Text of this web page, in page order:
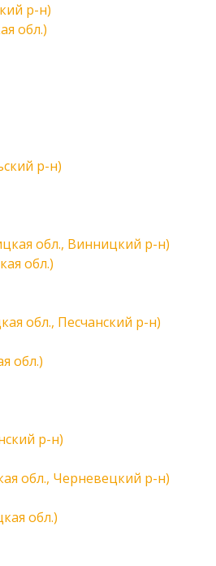
р-н)
обл.)
р-н)
обл., Винницкий р-н)
обл.)
обл., Песчанский р-н)
обл.)
р-н)
обл., Черневецкий р-н)
обл.)